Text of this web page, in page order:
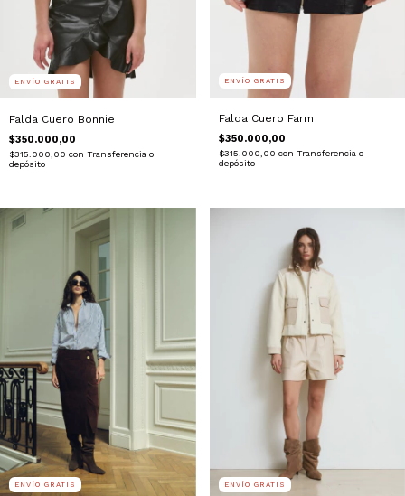
ENVÍO GRATIS
Falda Cuero Bonnie
$350.000,00
$315.000,00 con Transferencia o
depósito
ENVÍO GRATIS
Falda Cuero Farm
$350.000,00
$315.000,00 con Transferencia o
depósito
ENVÍO GRATIS ENVÍO GRATIS